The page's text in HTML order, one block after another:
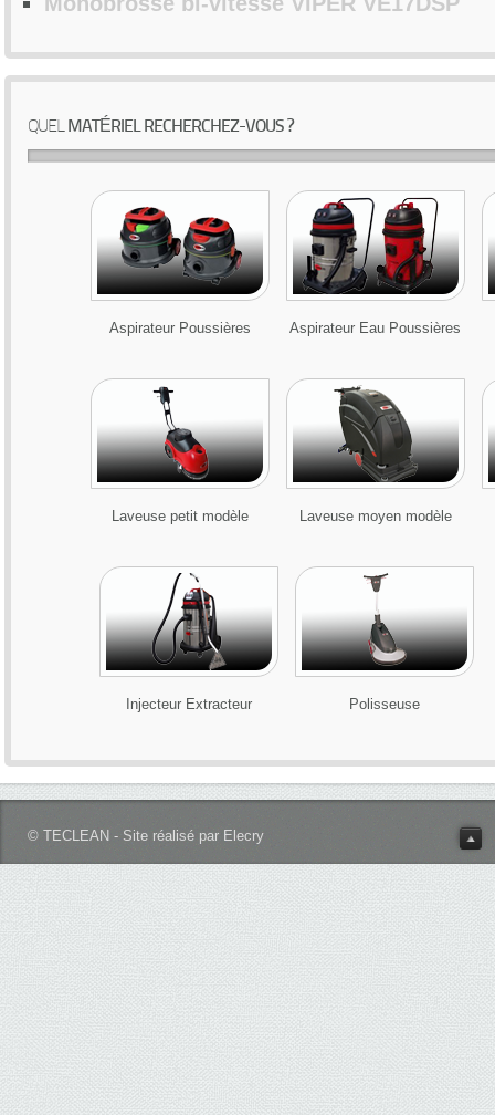
QUELMATÉRIEL RECHERCHEZ-VOUS ?
Aspirateur Poussières Aspirateur Eau Poussières
Laveuse petit modèle Laveuse moyen modèle
Injecteur Extracteur Polisseuse
© TECLEAN - Site réalisé par Elecry